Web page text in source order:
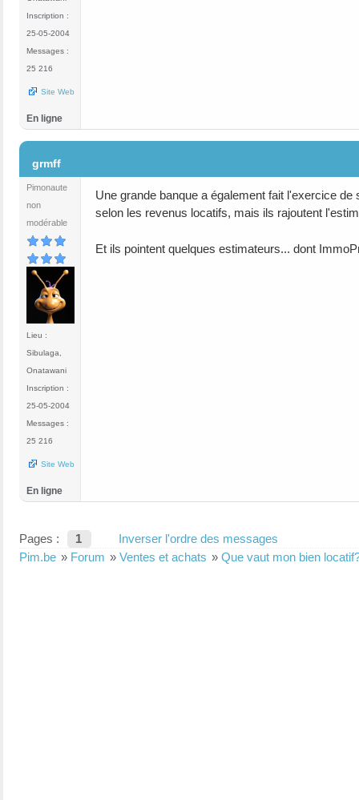
Inscription :
25-05-2004
Messages :
25 216
Site Web
En ligne
grmff
Pimonaute
non
modérable
Lieu :
Sibulaga,
Onatawani
Inscription :
25-05-2004
Messages :
25 216
Site Web
Une grande banque a également fait l'exercice
selon les revenus locatifs, mais ils rajoutent
Et ils pointent quelques estimateurs... dont
En ligne
Pages : 1
Inverser l'ordre des messages
Pim.be » Forum » Ventes et achats » Que vaut mon bien